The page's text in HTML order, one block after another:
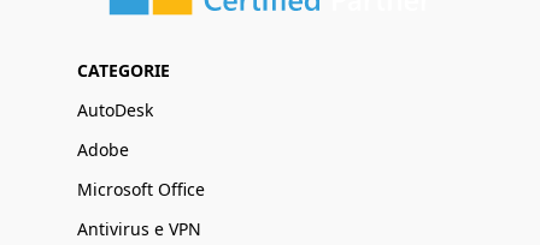
CATEGORIE
AutoDesk
Adobe
Microsoft Office
Antivirus e VPN